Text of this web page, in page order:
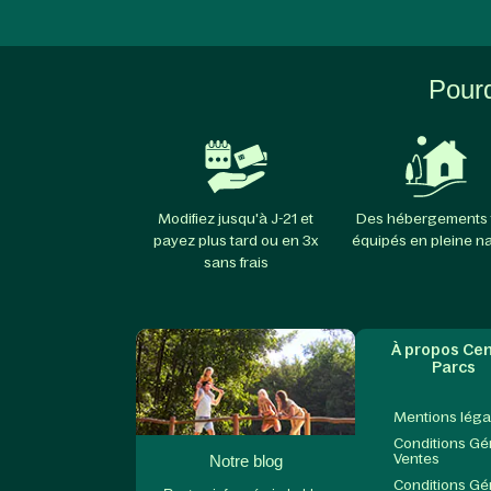
Modifiez jusqu'à J-21 et
payez plus tard ou en 3x
sans frais
Des hébergements
équipés en pleine
Notre blog
À propos
Parcs
Mentions
Conditions
Ventes
Conditions